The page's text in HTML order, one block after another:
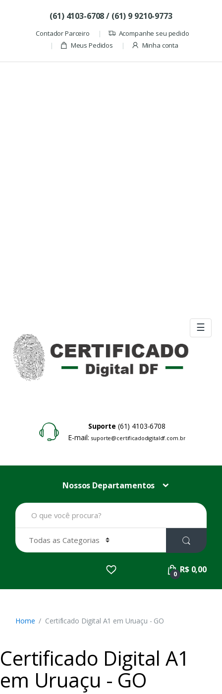
(61) 4103-6708 / (61) 9 9210-9773
Contador Parceiro
Acompanhe seu pedido
Meus Pedidos
Minha conta
☰
Suporte (61) 4103-6708
E-mail: suporte@certificadodigitaldf.com.br
Nossos Departamentos
B
u
a
r
:
0 R$ 0,00
Home Certificado Digital A1 em Uruaçu - GO
Certificado Digital A1
em Uruaçu - GO